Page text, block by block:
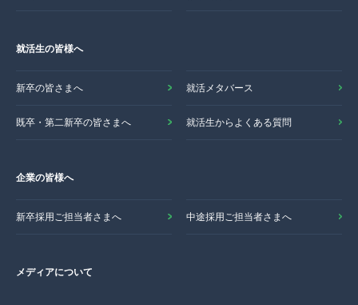
就活生の皆様へ
新卒の皆さまへ 就活メタバース
既卒・第二新卒の皆さまへ 就活生からよくある質問
企業の皆様へ
新卒採用ご担当者さまへ 中途採用ご担当者さまへ
メディアについて